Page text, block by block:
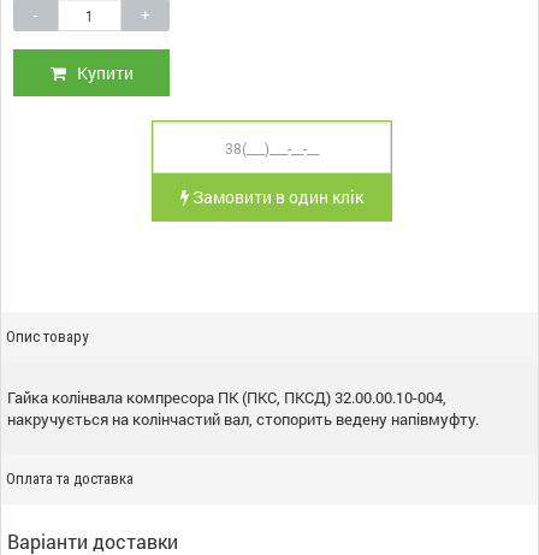
- +
Купити
Замовити в один клік
Опис товару
Гайка колінвала компресора ПК (ПКС, ПКСД) 32.00.00.10-004,
накручується на колінчастий вал, стопорить ведену напівмуфту.
Оплата та доставка
Варіанти доставки